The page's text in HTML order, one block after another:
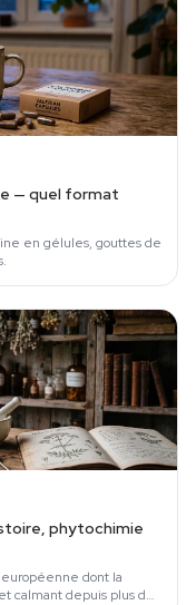
— quel format
en gélules, gouttes de
phytochimie
dont la
calmant depuis plus de